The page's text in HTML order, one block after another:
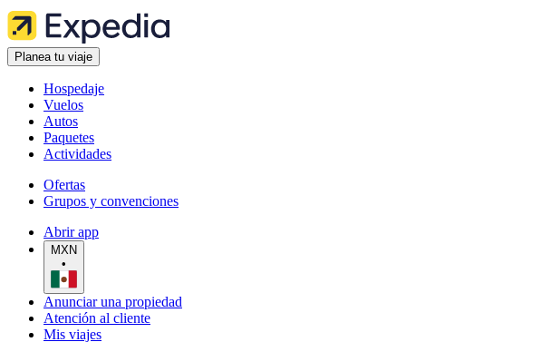
Planea tu viaje
Hospedaje
Vuelos
Autos
Paquetes
Actividades
Ofertas
Grupos y convenciones
Abrir app
MXN
•
Anunciar una propiedad
Atención al cliente
Mis viajes